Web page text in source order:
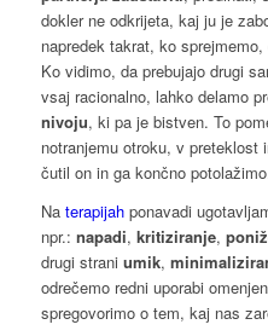
dokler ne odkrijeta, kaj ju je
napredek takrat, ko
Ko vidimo, da prebujajo drugi
vsaj racionalno, lahko delamo
nivoju, ki pa je bistven. To
notranjemu otroku, v
čutil on in ga končno
Na terapijahponavadi
npr.: napadi, kritiziranje,
drugi strani umik,
odrečemo redni uporabi
spregovorimo o tem, kaj nas